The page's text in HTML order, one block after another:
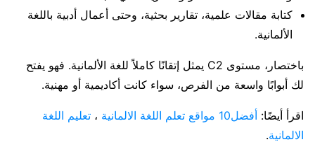
كتابة مقالات علمية، تقارير بحثية، وحتى أعمال أدبية باللغة
الألمانية.
باختصار، مستوى C2 يمثل إتقانًا كاملاً للغة الألمانية. فهو يفتح
لك أبوابًا واسعة من الفرص، سواء كانت أكاديمية أو مهنية.
اقرأ أيضًا: أفضل10 مواقع تعلم اللغة الالمانية ، تعليم اللغة
الالمانية.